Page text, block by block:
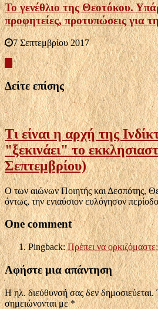
Το γενέθλιο της Θεοτόκου.
προφητείες, προτυπώσεις για
7 Σεπτεμβρίου 2017
Δείτε επίσης
Τι είναι η αρχή της
"ξεκινάει" το
Σεπτεμβρίου)
Ο των αιώνων Ποιητής και Δεσπότης,
όντως, την ενιαύσιον ευλόγησον
One comment
Pingback:Πρέπει να
Αφήστε μια απάντηση
Η ηλ. διεύθυνσή σας δεν δημοσιεύεται.
σημειώνονται με*